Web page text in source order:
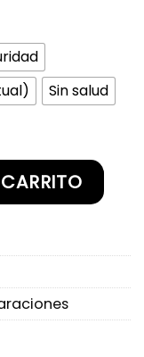
Sin salud
Pro cantidad